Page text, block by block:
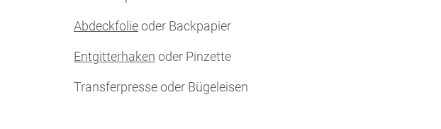
Abdeckfolieoder Backpapier
Entgitterhaken oder Pinzette
Transferpresse oder Bügeleisen